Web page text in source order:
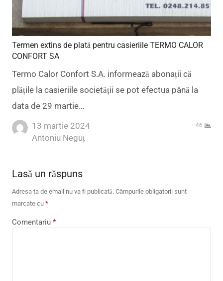
Termen extins de plată pentru casieriile TERMO CALOR
CONFORT SA
Termo Calor Confort S.A. informează abonații că
plățile la casieriile societății se pot efectua până la
data de 29 martie…
13 martie 2024
Author
Antoniu Neguț
46
Lasă un răspuns
Adresa ta de email nu va fi publicată. Câmpurile obligatorii sunt
marcate cu *
Comentariu *